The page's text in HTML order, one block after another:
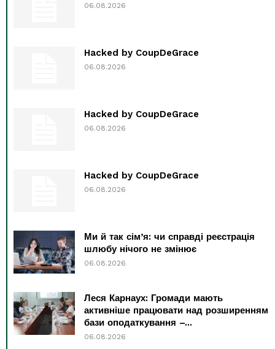
06.08.2026
Hacked by CoupDeGrace
06.08.2026
Hacked by CoupDeGrace
06.08.2026
Hacked by CoupDeGrace
06.08.2026
Ми й так сім’я: чи справді реєстрація
шлюбу нічого не змінює
06.08.2026
Леся Карнаух: Громади мають
активніше працювати над розширенням
бази оподаткування –...
06.08.2026